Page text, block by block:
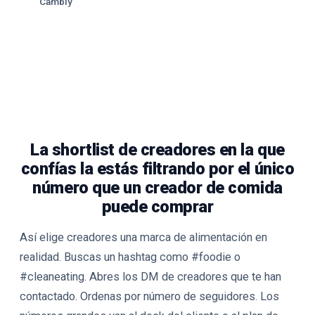
La shortlist de creadores en la que
confías la estás filtrando por el único
número que un creador de comida
puede comprar
Así elige creadores una marca de alimentación en
realidad. Buscas un hashtag como #foodie o
#cleaneating. Abres los DM de creadores que te han
contactado. Ordenas por número de seguidores. Los